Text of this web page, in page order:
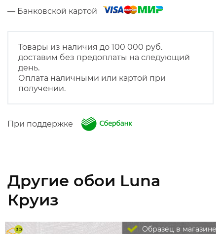
— Банковской картой
Товары из наличия до 100 000 руб.
доставим без предоплаты на следующий
день.
Оплата наличными или картой при
получении.
При поддержке
Другие обои Luna
Круиз
Образец в магазине